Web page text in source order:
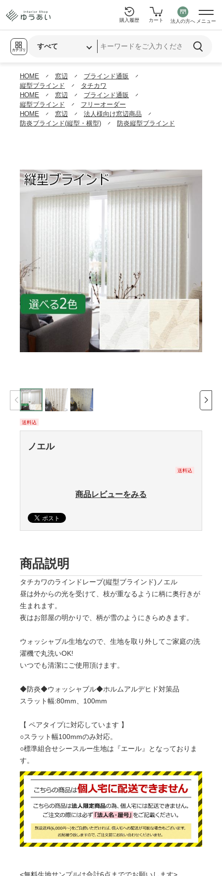
カテゴリ
購入履歴 カート 法人の方へ メニュー
HOME 窓辺
ブラインド通販
縦型ブラインド
タチカワ
HOME
窓辺
ブラインド通販
縦型ブラインド
フリーオーダー
HOME
窓辺
法人様向け窓辺商品
防炎ブラインド(縦型・横型)
防炎縦型ブラインド
送料込
ノエル
送料込
商品レビューをみる
商品説明
タチカワのラインドレープ(縦型ブラインド)ノエル
昼は外からの光を受けて、枝が重なるように柄に奥行きが
生まれます。
夜はお部屋の明かりで、柄が雪のようにきらめきます。
ウォッシャブル生地なので、生地を取り外してご家庭の洗
濯機で丸洗いOK!
いつでも清潔にご使用頂けます。
◆防炎◆ウォッシャブル◆ホルムアルデヒド対策品
スラット幅:80mm、100mm
【 ペアタイプに対応しています 】
○スラット幅100mmのみ対応。
○標準組合せシースルー生地は『エール』となっておりま
す。